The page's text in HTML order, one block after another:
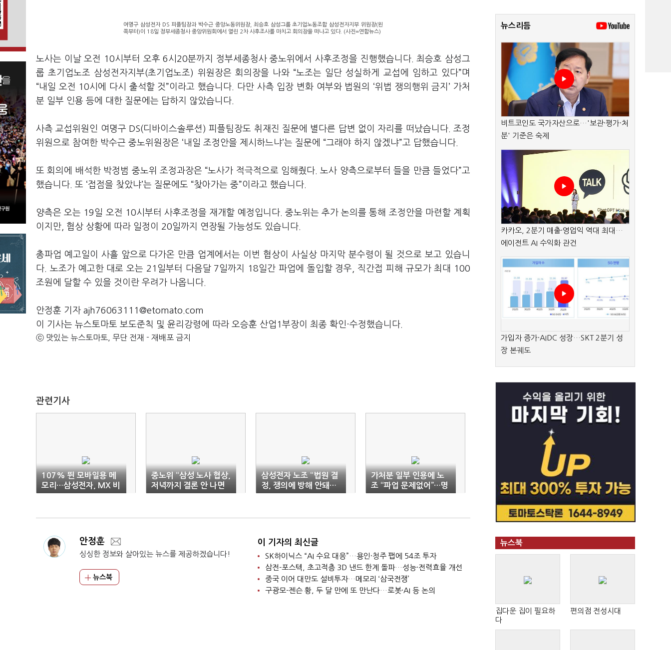
여명구 삼성전자 DS 피플팀장과 박수근 중앙노동위원장, 최승호 삼성그룹 초기업노동조합 삼성전자지부 위원장(왼
쪽부터)이 18일 정부세종청사 중앙위원회에서 열린 2차 사후조사를 마치고 회의장을 떠나고 있다. (사진=연합뉴스)
노사는 이날 오전 10시부터 오후 6시20분까지 정부세종청사 중노위에서 사후조정을 진행했습니다. 최승호 삼성그
룹 초기업노조 삼성전자지부(초기업노조) 위원장은 회의장을 나와 “노조는 일단 성실하게 교섭에 임하고 있다”며
“내일 오전 10시에 다시 출석할 것”이라고 했습니다. 다만 사측 입장 변화 여부와 법원의 ‘위법 쟁의행위 금지’ 가처
분 일부 인용 등에 대한 질문에는 답하지 않았습니다.
사측 교섭위원인 여명구 DS(디바이스솔루션) 피플팀장도 취재진 질문에 별다른 답변 없이 자리를 떠났습니다. 조정
위원으로 참여한 박수근 중노위원장은 ‘내일 조정안을 제시하느냐’는 질문에 “그래야 하지 않겠냐”고 답했습니다.
또 회의에 배석한 박정범 중노위 조정과장은 “노사가 적극적으로 임해줬다. 노사 양측으로부터 들을 만큼 들었다”고
했습니다. 또 ‘접점을 찾았냐’는 질문에도 “찾아가는 중”이라고 했습니다.
양측은 오는 19일 오전 10시부터 사후조정을 재개할 예정입니다. 중노위는 추가 논의를 통해 조정안을 마련할 계획
이지만, 협상 상황에 따라 일정이 20일까지 연장될 가능성도 있습니다.
총파업 예고일이 사흘 앞으로 다가온 만큼 업계에서는 이번 협상이 사실상 마지막 분수령이 될 것으로 보고 있습니
다. 노조가 예고한 대로 오는 21일부터 다음달 7일까지 18일간 파업에 돌입할 경우, 직간접 피해 규모가 최대 100
조원에 달할 수 있을 것이란 우려가 나옵니다.
안정훈 기자 ajh76063111@etomato.com
이 기사는 뉴스토마토 보도준칙 및 윤리강령에 따라 오승훈 산업1부장이 최종 확인·수정했습니다.
ⓒ 맛있는 뉴스토마토, 무단 전재 - 재배포 금지
관련기사
107% 뛴 모바일용 메
모리…삼성전자, MX 비
용 변수 ‘고심’
중노위 “삼성 노사 협상,
저녁까지 결론 안 나면
19일 계속”
삼성전자 노조 “법원 결
정, 쟁의에 방해 안돼…
총파업 예정대로”
가처분 일부 인용에 노
조 “파업 문제없어”…명
운 걸린 ‘최후 협상’
안정훈
싱싱한 정보와 살아있는 뉴스를 제공하겠습니다!
뉴스북
이 기자의 최신글
SK하이닉스 “AI 수요 대응”…용인·청주 팹에 54조 투자
삼전-포스텍, 초고적층 3D 낸드 한계 돌파…성능·전력효율 개선
중국 이어 대만도 설비투자…메모리 ‘삼국전쟁’
구광모-젠슨 황, 두 달 만에 또 만난다…로봇·AI 등 논의
뉴스리듬
비트코인도 국가자산으로…'보관·평가·처
분' 기준은 숙제
카카오, 2분기 매출·영업익 역대 최대…
에이전트 AI 수익화 관건
가입자 증가·AIDC 성장…SKT 2분기 성
장 본궤도
뉴스북
집다운 집이 필요하
다
편의점 전성시대